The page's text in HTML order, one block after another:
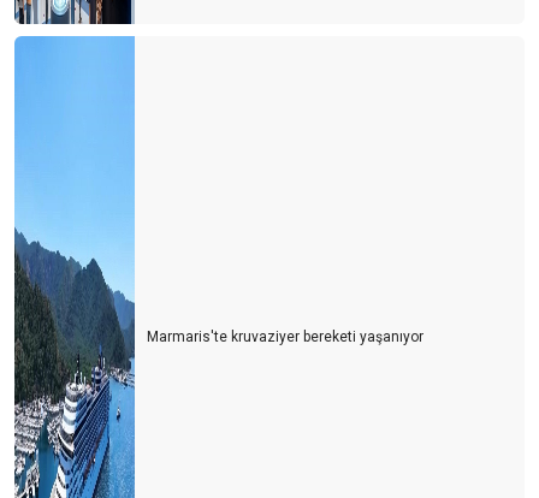
COVID-19 ve YENi DÜNYA DÜZENiNDE TURiZM
ERENKÖY GÜNLÜKLERİ
4 Kuşak turizm
Farklı bir turizm çeşidi ''Agritourismo''
TÜRSAB Seçimlerinde zafer kadınların
Türk Kahvesi Her Şey Dahil Sisteminden Çıkartılsın
Marmaris'te kruvaziyer bereketi yaşanıyor